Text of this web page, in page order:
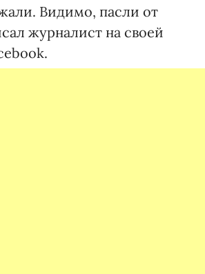
Видимо, пасли от
журналист на своей